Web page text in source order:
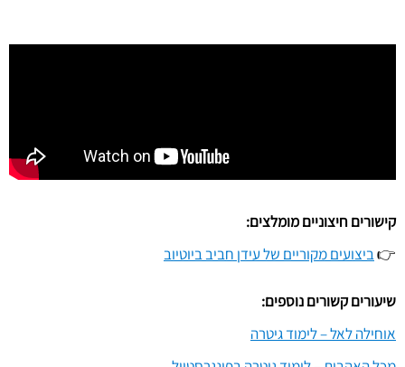
קישורים חיצוניים מומלצים:
👉ביצועים מקוריים של עידן חביב ביוטיוב
שיעורים קשורים נוספים:
אוחילה לאל – לימוד גיטרה